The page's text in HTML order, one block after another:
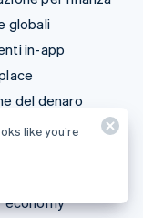
globali
in-app
del denaro
IA
economy
like you’re